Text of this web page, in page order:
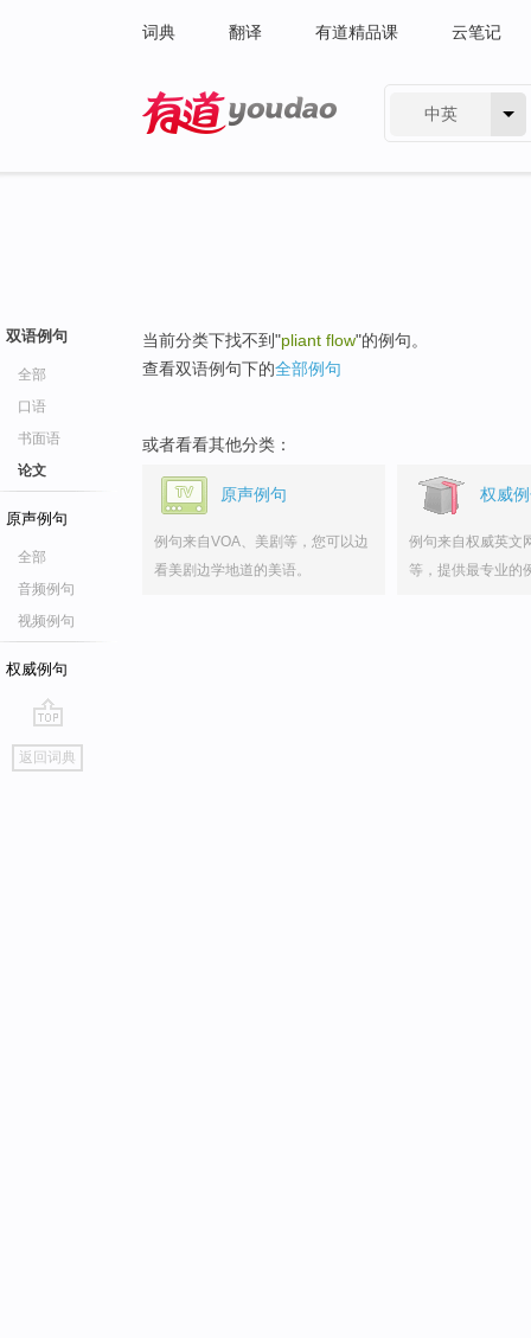
词典 翻译 有道精品课 云笔记
中英
双语例句
全部
口语
书面语
论文
原声例句
全部
音频例句
视频例句
权威例句
go
top
返回词典
当前分类下找不到"pliant flow"的例句。
查看双语例句下的全部例句
或者看看其他分类：
原声例句
例句来自VOA、美剧等，您可以边
看美剧边学地道的美语。
权威
例句来自权威英文
等，提供最专业的